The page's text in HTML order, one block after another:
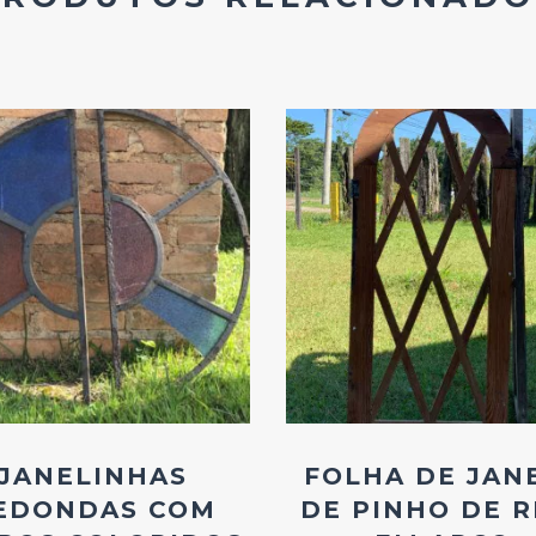
Add
ao
Favoritos
COM
Add
ao
Favoritos
FOLHA DE
DE PINHO DE